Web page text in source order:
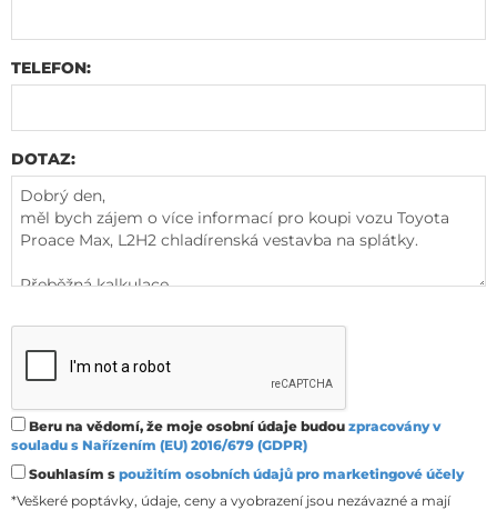
TELEFON:
DOTAZ:
Beru na vědomí, že moje osobní údaje budou zpracovány v
souladu s Nařízením (EU) 2016/679 (GDPR)
Souhlasím s použitím osobních údajů pro marketingové účely
*Veškeré poptávky, údaje, ceny a vyobrazení jsou nezávazné a mají